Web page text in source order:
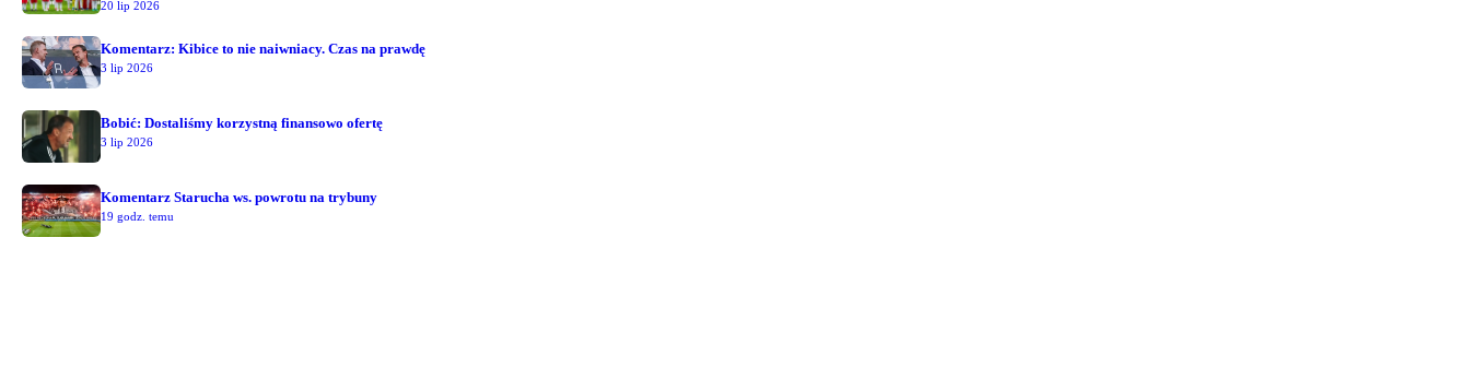
20 lip 2026
Komentarz: Kibice to nie naiwniacy. Czas na prawdę
3 lip 2026
Bobić: Dostaliśmy korzystną finansowo ofertę
3 lip 2026
Komentarz Starucha ws. powrotu na trybuny
19 godz. temu